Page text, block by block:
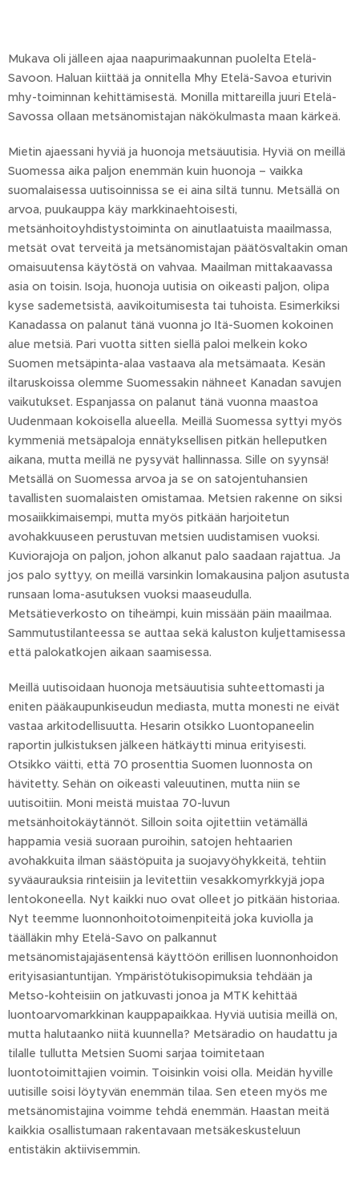
Mukava oli jälleen ajaa naapurimaakunnan puolelta Etelä-
Savoon. Haluan kiittää ja onnitella Mhy Etelä-Savoa eturivin
mhy-toiminnan kehittämisestä. Monilla mittareilla juuri Etelä-
Savossa ollaan metsänomistajan näkökulmasta maan kärkeä.
Mietin ajaessani hyviä ja huonoja metsäuutisia. Hyviä on meillä
Suomessa aika paljon enemmän kuin huonoja – vaikka
suomalaisessa uutisoinnissa se ei aina siltä tunnu. Metsällä on
arvoa, puukauppa käy markkinaehtoisesti,
metsänhoitoyhdistystoiminta on ainutlaatuista maailmassa,
metsät ovat terveitä ja metsänomistajan päätösvaltakin oman
omaisuutensa käytöstä on vahvaa. Maailman mittakaavassa
asia on toisin. Isoja, huonoja uutisia on oikeasti paljon, olipa
kyse sademetsistä, aavikoitumisesta tai tuhoista. Esimerkiksi
Kanadassa on palanut tänä vuonna jo Itä-Suomen kokoinen
alue metsiä. Pari vuotta sitten siellä paloi melkein koko
Suomen metsäpinta-alaa vastaava ala metsämaata. Kesän
iltaruskoissa olemme Suomessakin nähneet Kanadan savujen
vaikutukset. Espanjassa on palanut tänä vuonna maastoa
Uudenmaan kokoisella alueella. Meillä Suomessa syttyi myös
kymmeniä metsäpaloja ennätyksellisen pitkän helleputken
aikana, mutta meillä ne pysyvät hallinnassa. Sille on syynsä!
Metsällä on Suomessa arvoa ja se on satojentuhansien
tavallisten suomalaisten omistamaa. Metsien rakenne on siksi
mosaiikkimaisempi, mutta myös pitkään harjoitetun
avohakkuuseen perustuvan metsien uudistamisen vuoksi.
Kuviorajoja on paljon, johon alkanut palo saadaan rajattua. Ja
jos palo syttyy, on meillä varsinkin lomakausina paljon asutusta
runsaan loma-asutuksen vuoksi maaseudulla.
Metsätieverkosto on tiheämpi, kuin missään päin maailmaa.
Sammutustilanteessa se auttaa sekä kaluston kuljettamisessa
että palokatkojen aikaan saamisessa.
Meillä uutisoidaan huonoja metsäuutisia suhteettomasti ja
eniten pääkaupunkiseudun mediasta, mutta monesti ne eivät
vastaa arkitodellisuutta. Hesarin otsikko Luontopaneelin
raportin julkistuksen jälkeen hätkäytti minua erityisesti.
Otsikko väitti, että 70 prosenttia Suomen luonnosta on
hävitetty. Sehän on oikeasti valeuutinen, mutta niin se
uutisoitiin. Moni meistä muistaa 70-luvun
metsänhoitokäytännöt. Silloin soita ojitettiin vetämällä
happamia vesiä suoraan puroihin, satojen hehtaarien
avohakkuita ilman säästöpuita ja suojavyöhykkeitä, tehtiin
syväaurauksia rinteisiin ja levitettiin vesakkomyrkkyjä jopa
lentokoneella. Nyt kaikki nuo ovat olleet jo pitkään historiaa.
Nyt teemme luonnonhoitotoimenpiteitä joka kuviolla ja
täälläkin mhy Etelä-Savo on palkannut
metsänomistajajäsentensä käyttöön erillisen luonnonhoidon
erityisasiantuntijan. Ympäristötukisopimuksia tehdään ja
Metso-kohteisiin on jatkuvasti jonoa ja MTK kehittää
luontoarvomarkkinan kauppapaikkaa. Hyviä uutisia meillä on,
mutta halutaanko niitä kuunnella? Metsäradio on haudattu ja
tilalle tullutta Metsien Suomi sarjaa toimitetaan
luontotoimittajien voimin. Toisinkin voisi olla. Meidän hyville
uutisille soisi löytyvän enemmän tilaa. Sen eteen myös me
metsänomistajina voimme tehdä enemmän. Haastan meitä
kaikkia osallistumaan rakentavaan metsäkeskusteluun
entistäkin aktiivisemmin.